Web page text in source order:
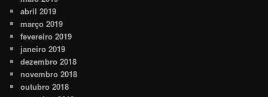
abril 2019
março 2019
fevereiro 2019
janeiro 2019
dezembro 2018
novembro 2018
outubro 2018